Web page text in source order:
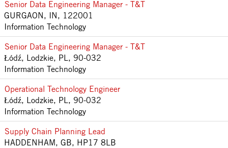
Senior Data Engineering Manager - T&T
GURGAON, IN, 122001
Information Technology
Senior Data Engineering Manager - T&T
Łódź, Lodzkie, PL, 90-032
Information Technology
Operational Technology Engineer
Łódź, Lodzkie, PL, 90-032
Information Technology
Supply Chain Planning Lead
HADDENHAM, GB, HP17 8LB